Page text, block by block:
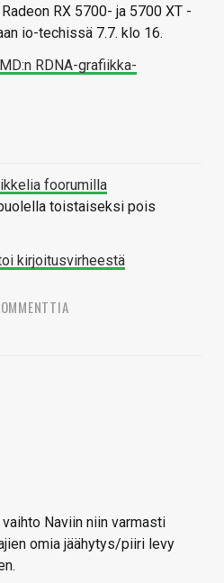
RX 5700- ja 5700 XT -
io-techissä 7.7. klo 16.
RDNA-grafiikka-
foorumilla
toistaiseksi pois
kirjoitusvirheestä
Naviin niin varmasti
omia jäähytys/piiri levy